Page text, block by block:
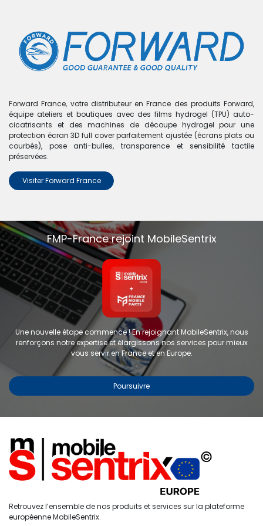
Étiquettes
Accueil Recherche
0
Compte
Boutique 0 articles trouvés.
Nous n'avons trouvé aucun
produit !
Aucun produit défini dans la catégorieRealme X2 Pro.
Forward France, votre distributeur en France des produits Forward,
équipe ateliers et boutiques avec des films hydrogel (TPU) auto-
cicatrisants et des machines de découpe hydrogel pour une
protection écran 3D full cover parfaitement ajustée (écrans plats ou
courbés), pose anti-bulles, transparence et sensibilité tactile
préservées.
Visiter Forward France
FMP-France rejoint MobileSentrix
Une nouvelle étape commence ! En rejoignant MobileSentrix, nous
renforçons notre expertise et élargissons nos services pour mieux
vous servir en France et en Europe.
Poursuivre
Retrouvez l’ensemble de nos produits et services sur la plateforme
européenne MobileSentrix.
Copyright © 2024 FMP-France. Tous droits réservés